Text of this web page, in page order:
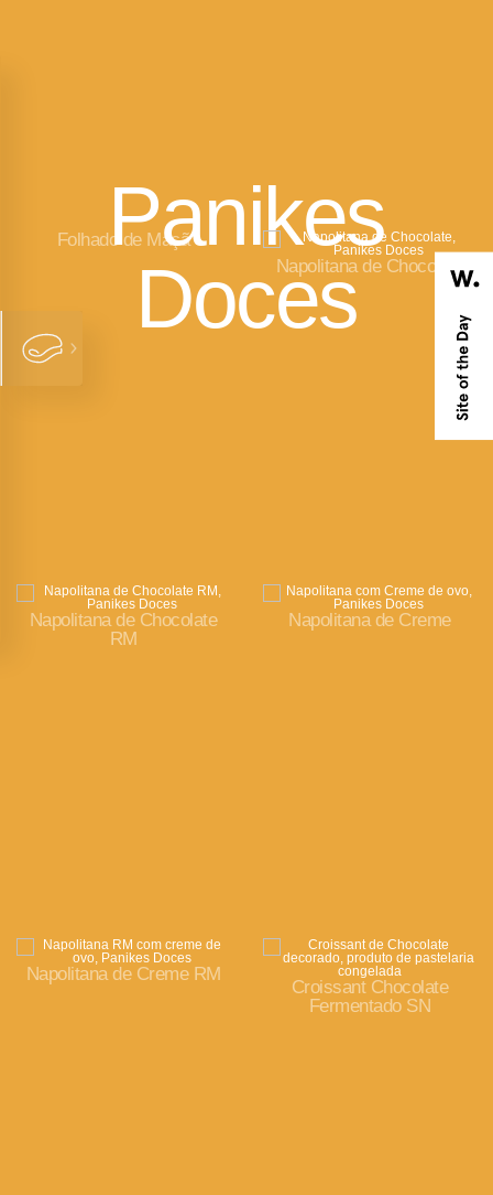
Panikes
Doces
Folhado de Maçã
Napolitana de Chocolate
Napolitana de Chocolate
RM
Napolitana de Creme
Napolitana de Creme RM
Croissant Chocolate
Fermentado SN